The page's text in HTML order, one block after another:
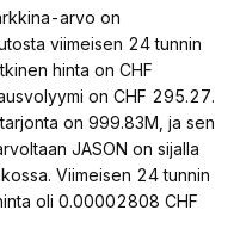
arvo on
viimeisen 24 tunnin
hinta on CHF
on CHF 295.27.
on 999.83M, ja sen
JASON on sijalla
Viimeisen 24 tunnin
oli 0.00002808 CHF